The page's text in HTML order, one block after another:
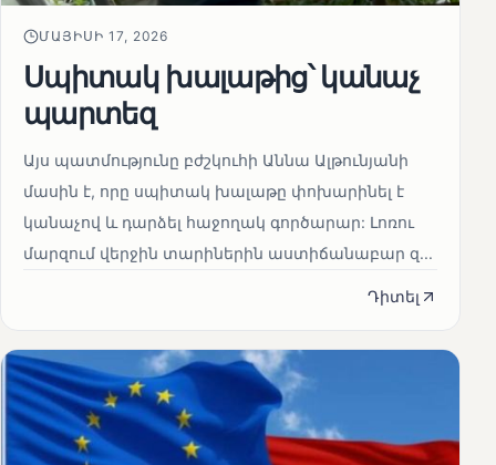
ՄԱՅԻՍԻ 17, 2026
Սպիտակ խալաթից՝ կանաչ
պարտեզ
Այս պատմությունը բժշկուհի Աննա Ալթունյանի
մասին է, որը սպիտակ խալաթը փոխարինել է
կանաչով և դարձել հաջողակ գործարար: Լոռու
մարզում վերջին տարիներին աստիճանաբար զ...
Դիտել